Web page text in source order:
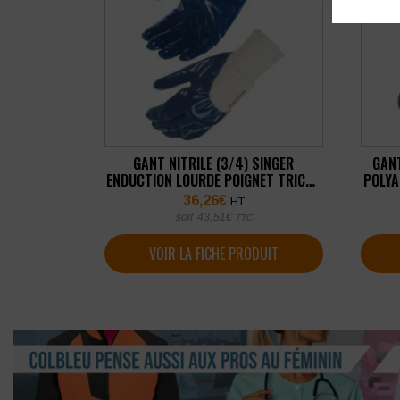
GANT NITRILE (3/4) SINGER
ENDUCTION LOURDE POIGNET TRICOT
(LOT DE 10 PAIRES)
36,26€ HT
soit 43,51 € TTC
VOIR LA FICHE PRODUIT